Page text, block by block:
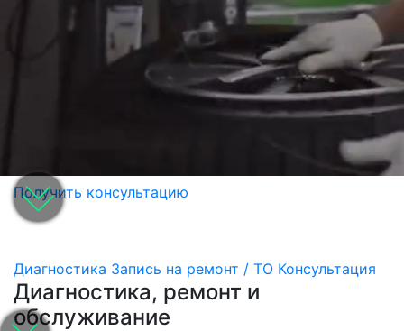
Получить консультацию
Диагностика Запись на ремонт / ТО Консультация
Диагностика, ремонт и
обслуживание